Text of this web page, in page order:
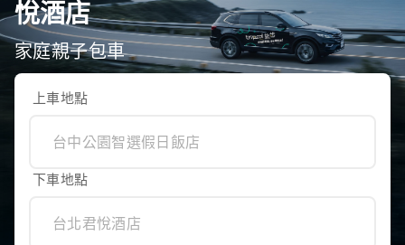
悅酒店
家庭親子包車
上車地點
下車地點